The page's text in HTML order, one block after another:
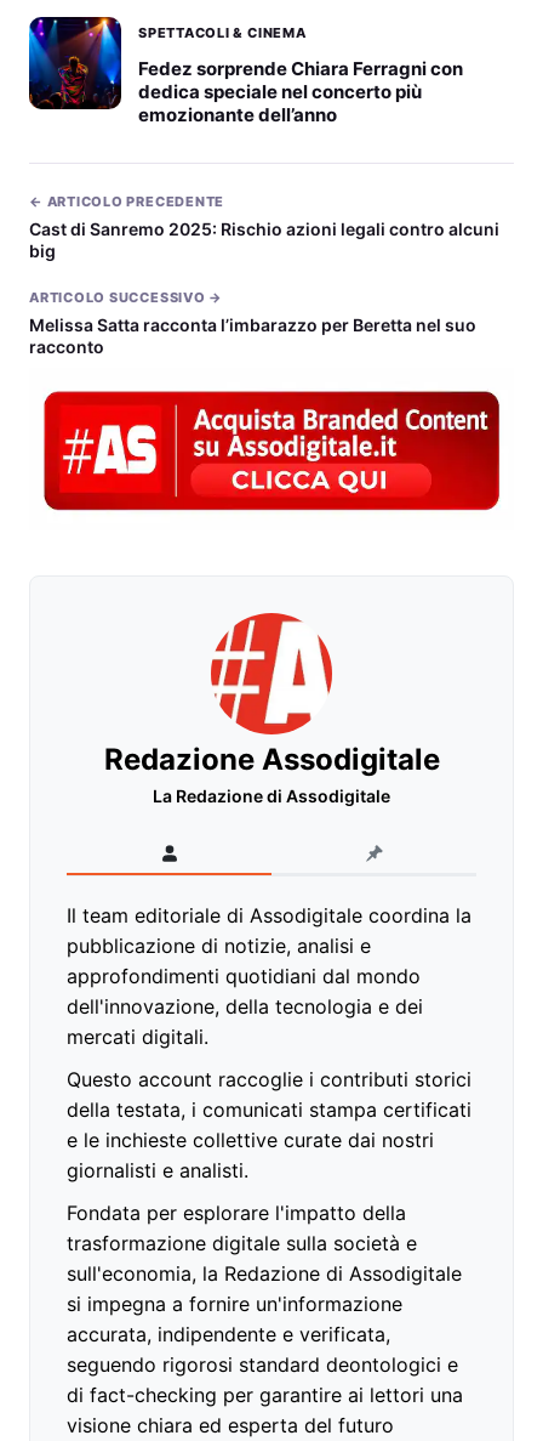
SPETTACOLI & CINEMA
Fedez sorprende Chiara Ferragni con
dedica speciale nel concerto più
emozionante dell’anno
← ARTICOLO PRECEDENTE
Cast di Sanremo 2025: Rischio azioni legali contro alcuni
big
ARTICOLO SUCCESSIVO →
Melissa Satta racconta l’imbarazzo per Beretta nel suo
racconto
Redazione Assodigitale
La Redazione di Assodigitale
Il team editoriale di Assodigitale coordina la
pubblicazione di notizie, analisi e
approfondimenti quotidiani dal mondo
dell'innovazione, della tecnologia e dei
mercati digitali.
Questo account raccoglie i contributi storici
della testata, i comunicati stampa certificati
e le inchieste collettive curate dai nostri
giornalisti e analisti.
Fondata per esplorare l'impatto della
trasformazione digitale sulla società e
sull'economia, la Redazione di Assodigitale
si impegna a fornire un'informazione
accurata, indipendente e verificata,
seguendo rigorosi standard deontologici e
di fact-checking per garantire ai lettori una
visione chiara ed esperta del futuro